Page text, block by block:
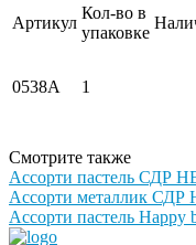
Артикул
Кол-во в
упаковке
0538А 1
Смотрите также
Ассорти пастель СДР
Ассорти металлик СДР
Ассорти пастель Happy